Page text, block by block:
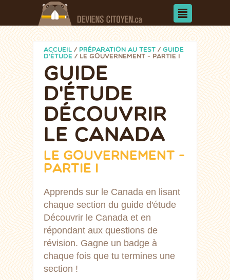
ACCUEIL / PRÉPARATION AU TEST / GUIDE
D'ÉTUDE / LE GOUVERNEMENT - PARTIE I
GUIDE
D'ÉTUDE
DÉCOUVRIR
LE CANADA
LE GOUVERNEMENT -
PARTIE I
Apprends sur le Canada en lisant
chaque section du guide d'étude
Découvrir le Canada et en
répondant aux questions de
révision. Gagne un badge à
chaque fois que tu termines une
section !